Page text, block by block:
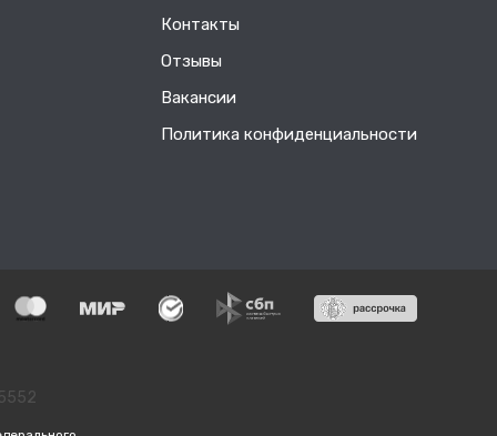
Контакты
Отзывы
Вакансии
Политика конфиденциальности